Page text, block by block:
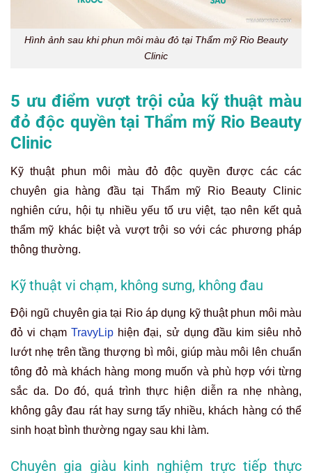
Hình ảnh sau khi phun môi màu đỏ tại Thẩm mỹ Rio Beauty
Clinic
5 ưu điểm vượt trội của kỹ thuật màu
đỏ độc quyền tại Thẩm mỹ Rio Beauty
Clinic
Kỹ thuật phun môi màu đỏ độc quyền được các các
chuyên gia hàng đầu tại Thẩm mỹ Rio Beauty Clinic
nghiên cứu, hội tụ nhiều yếu tố ưu việt, tạo nên kết quả
thẩm mỹ khác biệt và vượt trội so với các phương pháp
thông thường.
Kỹ thuật vi chạm, không sưng, không đau
Đội ngũ chuyên gia tại Rio áp dụng kỹ thuật phun môi màu
đỏ vi chạmTravyLip hiện đại, sử dụng đầu kim siêu nhỏ
lướt nhẹ trên tầng thượng bì môi, giúp màu môi lên chuẩn
tông đỏ mà khách hàng mong muốn và phù hợp với từng
sắc da. Do đó, quá trình thực hiện diễn ra nhẹ nhàng,
không gây đau rát hay sưng tấy nhiều, khách hàng có thể
sinh hoạt bình thường ngay sau khi làm.
Chuyên gia giàu kinh nghiệm trực tiếp thực